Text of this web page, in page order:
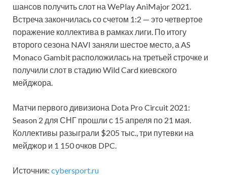
шансов получить слот на WePlay AniMajor 2021.
Встреча закончилась со счетом 1:2 — это четвертое
поражение коллектива в рамках лиги. По итогу
второго сезона NAVI заняли шестое место, а AS
Monaco Gambit расположилась на третьей строчке и
получили слот в стадию Wild Card киевского
мейджора.
Матчи первого дивизиона Dota Pro Circuit 2021:
Season 2 для СНГ прошли с 15 апреля по 21 мая.
Коллективы разыграли $205 тыс., три путевки на
мейджор и 1 150 очков DPC.
Источник: cybersport.ru